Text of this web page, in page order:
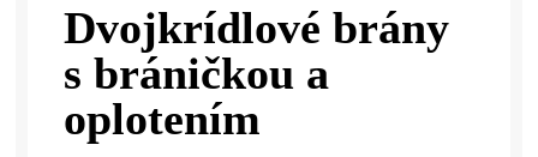
Dvojkrídlové brány
s bráničkou a
oplotením